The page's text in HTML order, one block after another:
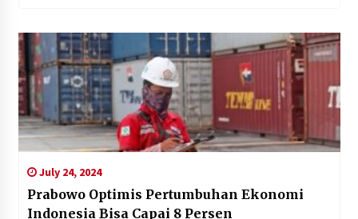
July 24, 2024
Prabowo Optimis Pertumbuhan Ekonomi
Indonesia Bisa Capai 8 Persen